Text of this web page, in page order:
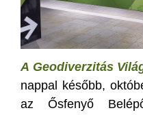
A Geodiverzitás
nappal később,
az Ősfenyő